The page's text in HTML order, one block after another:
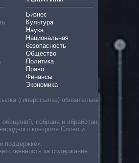
Бизнес
Культура
Наука
Национальная
безопасность
Общество
Политика
Право
Финансы
Экономика
(гиперссылка) обязательна
собрана и обработана
контроля Слово и
поддержке».
за содержание